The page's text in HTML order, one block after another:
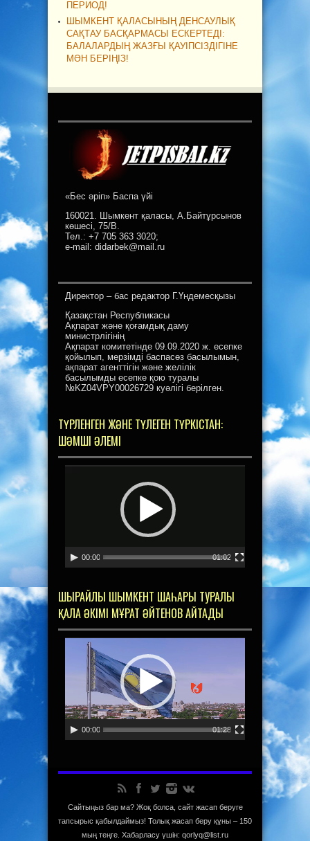
ПЕРИОД!
ШЫМКЕНТ ҚАЛАСЫНЫҢ ДЕНСАУЛЫҚ
САҚТАУ БАСҚАРМАСЫ ЕСКЕРТЕДІ:
БАЛАЛАРДЫҢ ЖАЗҒЫ ҚАУІПСІЗДІГІНЕ
МӘН БЕРІҢІЗ!
«Бес әріп» Баспа үйі
160021. Шымкент қаласы, А.Байтұрсынов
көшесі, 75/В.
Тел.: +7 705 363 3020;
e-mail: didarbek@mail.ru
Директор – бас редактор Г.Үндемесқызы
Қазақстан Республикасы
Ақпарат және қоғамдық даму
министрлігінің
Ақпарат комитетінде 09.09.2020 ж. есепке
қойылып, мерзімді баспасөз басылымын,
ақпарат агенттігін және желілік
басылымды есепке қою туралы
№KZ04VPY00026729 куәлігі берілген.
ТҮРЛЕНГЕН ЖӘНЕ ТҮЛЕГЕН ТҮРКІСТАН:
ШӘМШІ ӘЛЕМІ
00:00 01:02
ШЫРАЙЛЫ ШЫМКЕНТ ШАҺАРЫ ТУРАЛЫ
ҚАЛА ӘКІМІ МҰРАТ ӘЙТЕНОВ АЙТАДЫ
Видеоплеер
00:00 01:28
Сайтыңыз бар ма? Жоқ болса, сайт жасап беруге
тапсырыс қабылдаймыз! Толық жасап беру құны – 150
мың теңге. Хабарласу үшін: qorlyq@list.ru